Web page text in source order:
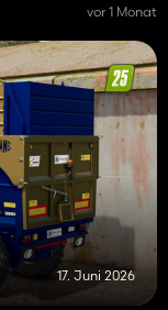
vor 1 Monat
17. Juni 2026